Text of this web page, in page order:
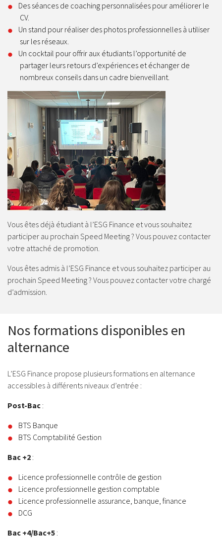
Des séances de coaching personnalisées pour améliorer le
CV.
Un stand pour réaliser des photos professionnelles à utiliser
sur les réseaux.
Un cocktail pour offrir aux étudiants l’opportunité de
partager leurs retours d’expériences et échanger de
nombreux conseils dans un cadre bienveillant.
Vous êtes déjà étudiant à l’ESG Finance et vous souhaitez
participer au prochain Speed Meeting ? Vous pouvez contacter
votre attaché de promotion.
Vous êtes admis à l’ESG Finance et vous souhaitez participer au
prochain Speed Meeting ? Vous pouvez contacter votre chargé
d’admission.
Nos formations disponibles en
alternance
L’ESG Finance propose plusieurs formations en alternance
accessibles à différents niveaux d’entrée :
Post-Bac :
BTS Banque
BTS Comptabilité Gestion
Bac +2 :
Licence professionnelle contrôle de gestion
Licence professionnelle gestion comptable
Licence professionnelle assurance, banque, finance
DCG
Bac +4/Bac+5 :